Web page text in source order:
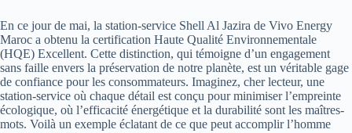
En ce jour de mai, la station-service Shell Al Jazira de Vivo Energy
Maroc a obtenu la certification Haute Qualité Environnementale
(HQE) Excellent. Cette distinction, qui témoigne d’un engagement
sans faille envers la préservation de notre planète, est un véritable gage
de confiance pour les consommateurs. Imaginez, cher lecteur, une
station-service où chaque détail est conçu pour minimiser l’empreinte
écologique, où l’efficacité énergétique et la durabilité sont les maîtres-
mots. Voilà un exemple éclatant de ce que peut accomplir l’homme